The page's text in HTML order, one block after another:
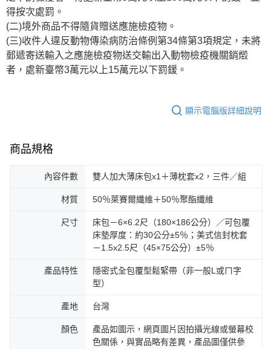
得按次處罰。
(二)境外商品不得隨貨贈送應施檢疫物。
(三)收件人違反動物傳染病防治條例第34條第3項規定，未將
郵遞寄送輸入之應施檢疫物送交輸出入動物檢疫機關銷燬
者，處新臺幣3萬元以上15萬元以下罰鍰。
顯示電腦版詳細說明
商品規格
內容件數 雙人加大薄床包x1＋薄枕套x2，三件／組
材質 50％萊賽爾纖維＋50％聚酯纖維
尺寸
床包－6×6.2尺（180×186公分）／可包覆
床墊厚度：約30公分±5％；美式信封枕套
－1.5x2.5尺（45×75公分）±5％
產品特性
隱密式全包覆型鬆緊帶（非一般L或ㄇ字
型）
產地 台灣
顏色
產品如圖示，網頁圖片因拍攝光線或螢幕校
色關係，與實品略有差異，產品圖僅供參